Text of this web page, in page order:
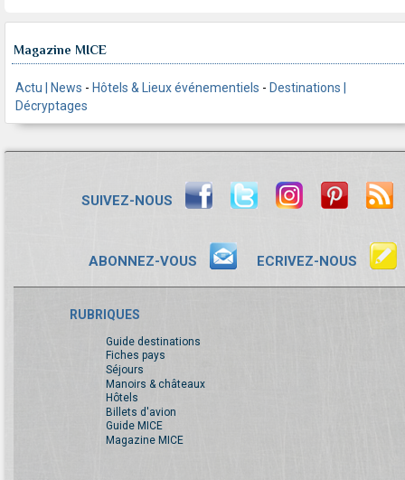
Magazine MICE
Actu | News - Hôtels & Lieux événementiels - Destinations |
Décryptages
SUIVEZ-NOUS
ABONNEZ-VOUS ECRIVEZ-NOUS
RUBRIQUES
Guide destinations
Fiches pays
Séjours
Manoirs & châteaux
Hôtels
Billets d'avion
Guide MICE
Magazine MICE